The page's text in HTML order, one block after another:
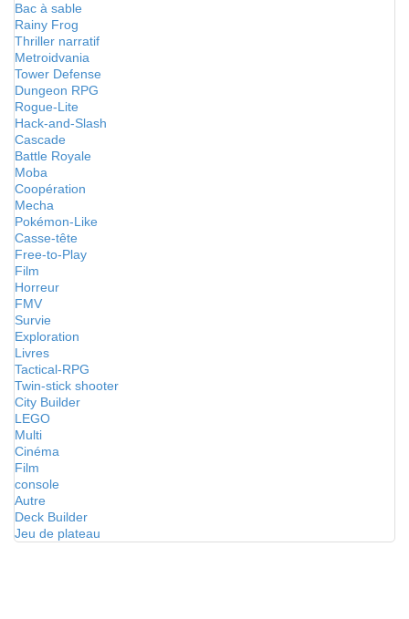
Bac à sable
Rainy Frog
Thriller narratif
Metroidvania
Tower Defense
Dungeon RPG
Rogue-Lite
Hack-and-Slash
Cascade
Battle Royale
Moba
Coopération
Mecha
Pokémon-Like
Casse-tête
Free-to-Play
Film
Horreur
FMV
Survie
Exploration
Livres
Tactical-RPG
Twin-stick shooter
City Builder
LEGO
Multi
Cinéma
Film
console
Autre
Deck Builder
Jeu de plateau